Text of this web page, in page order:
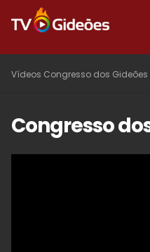
Vídeos Congresso dos Gideões
Congresso